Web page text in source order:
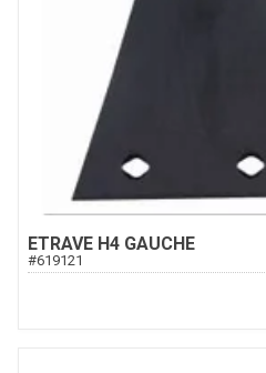
ETRAVE H4 GAUCHE
#619121